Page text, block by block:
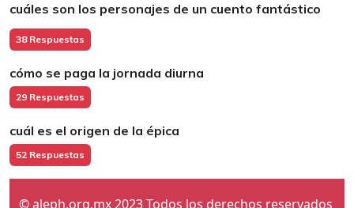
cuáles son los personajes de un cuento fantástico
38 Respuestas
cómo se paga la jornada diurna
29 Respuestas
cuál es el origen de la épica
52 Respuestas
© aleph.org.mx 2023 Todos los derechos reservados